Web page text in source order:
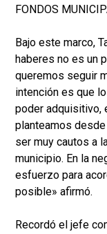
FONDOS
Bajo este marco,
haberes no es un
queremos seguir
intención es que
poder adquisitivo,
planteamos
ser muy cautos a
municipio. En la
esfuerzo para
posible» afirmó.
Recordó el jefe